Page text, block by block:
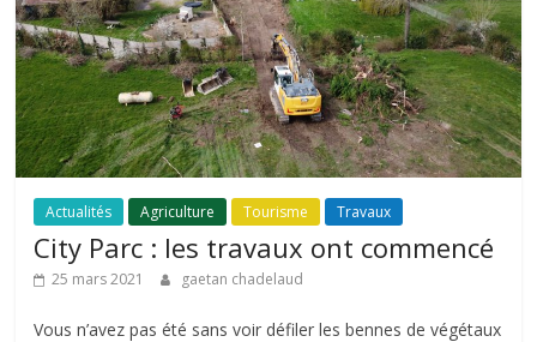
Actualités Agriculture Tourisme Travaux
City Parc : les travaux ont commencé
25 mars 2021 gaetan chadelaud
Vous n’avez pas été sans voir défiler les bennes de végétaux